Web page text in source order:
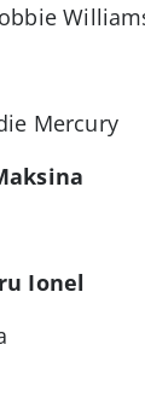
Mercury
Ionel